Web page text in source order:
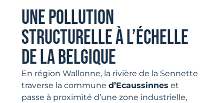
UNE POLLUTION
STRUCTURELLE À L’ÉCHELLE
DE LA BELGIQUE
En région Wallonne, la rivière de la Sennette
traverse la commune d’Ecaussinnes et
passe à proximité d’une zone industrielle,